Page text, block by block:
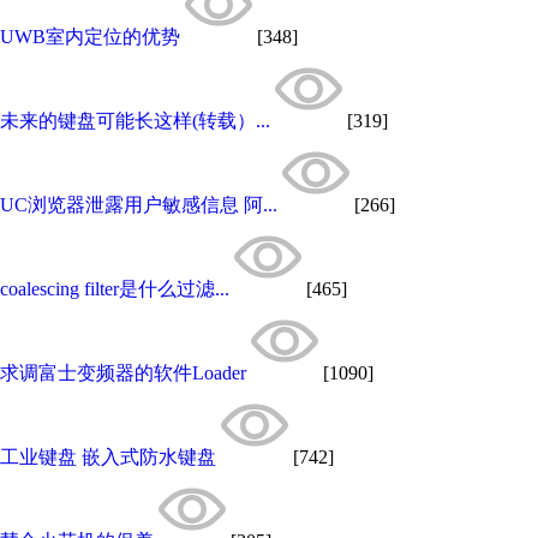
UWB室内定位的优势 [348]
未来的键盘可能长这样(转载）... [319]
UC浏览器泄露用户敏感信息 阿... [266]
coalescing filter是什么过滤... [465]
求调富士变频器的软件Loader [1090]
工业键盘 嵌入式防水键盘 [742]